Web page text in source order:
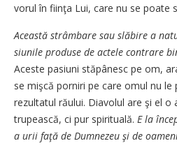
vo­r­ul în fiinţa Lui, care nu se poa­te
Această strâmbare sau slă­bi­­re a
siunile produse de actele con­tra­­­re
Aceste pasiuni stăpânesc pe om,
se mişcă porniri pe ca­re o­mul nu le
rezultatul răului. Dia­vo­lul are şi el o
tru­pească, ci pur spi­rituală. E la
a urii faţă de Dumnezeu şi de